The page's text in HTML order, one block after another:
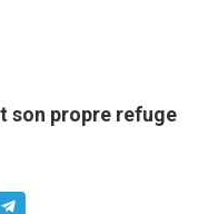
son propre refuge